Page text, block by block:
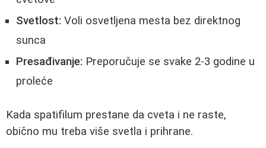
Svetlost: Voli osvetljena mesta bez direktnog
sunca
Presađivanje: Preporučuje se svake 2-3 godine u
proleće
Kada spatifilum prestane da cveta i ne raste,
obično mu treba više svetla i prihrane.